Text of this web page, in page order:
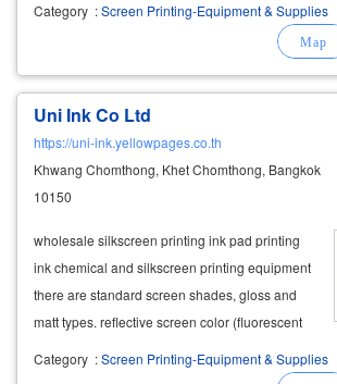
consumables, water, printing ink complete sell ​​
Category :Screen Printing-Equipment & Supplies
Uni Ink Co Ltd
https://uni-ink.yellowpages.co.th
Khwang Chomthong, Khet Chomthong, Bangkok
10150
wholesale silkscreen printing ink pad printing
ink chemical and silkscreen printing equipment
there are standard screen shades, gloss and
matt types. reflective screen color (fluorescent
Category :Screen Printing-Equipment & Supplies